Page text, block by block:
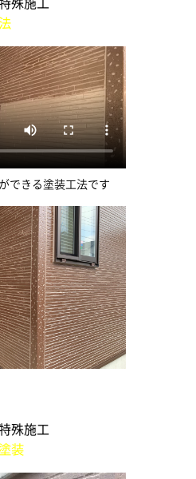
殊施工
できる塗装工法です
殊施工
装